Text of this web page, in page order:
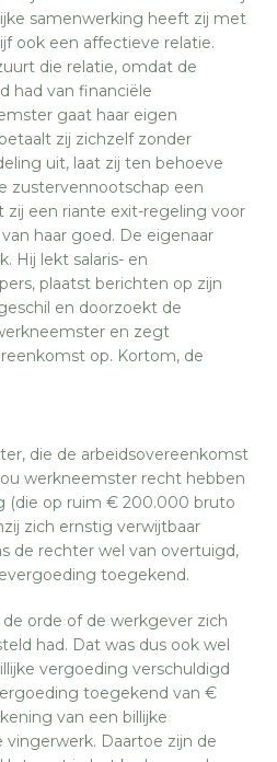
samenwerking heeft zij met
ook een affectieve relatie.
die relatie, omdat de
had van financiële
gaat haar eigen
zij zichzelf zonder
uit, laat zij ten behoeve
zustervennootschap een
zij een riante exit-regeling voor
haar goed. De eigenaar
Hij lekt salaris- en
plaatst berichten op zijn
en doorzoekt de
en zegt
op. Kortom, de
die de arbeidsovereenkomst
werkneemster recht hebben
(die op ruim € 200.000 bruto
zich ernstig verwijtbaar
de rechter wel van overtuigd,
toegekend.
orde of de werkgever zich
had. Dat was dus ook wel
vergoeding verschuldigd
toegekend van €
van een billijke
Daartoe zijn de